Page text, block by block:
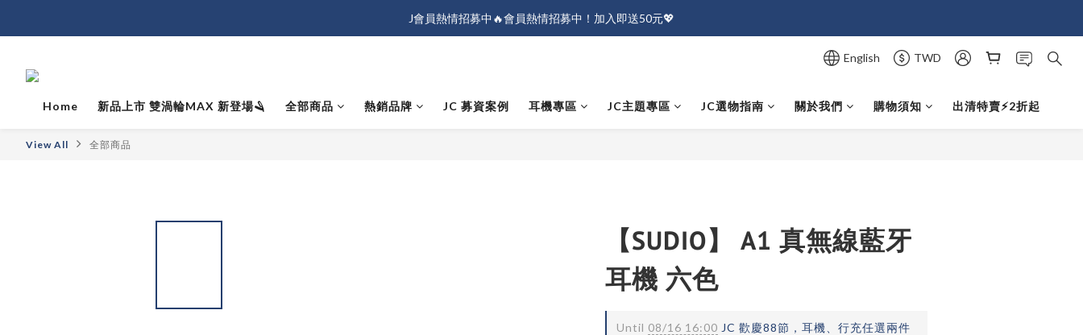
J會員熱情招募中🔥會員熱情招募中！加入即送50元💖
J會員熱情招募中🔥會員熱情招募中！加入即送50元💖
English TWD
Home 新品上市 雙渦輪MAX 新登場🪒 全部商品 熱銷品牌 JC 募資案例 耳機專區 JC主題專區 JC選物指南 關於我們 購物須知 出清特賣⚡️2折起
View All 全部商品
【SUDIO】 A1 真無線藍牙
耳機 六色
Until 08/16 16:00 JC 歡慶88節，耳機、行充任選兩件